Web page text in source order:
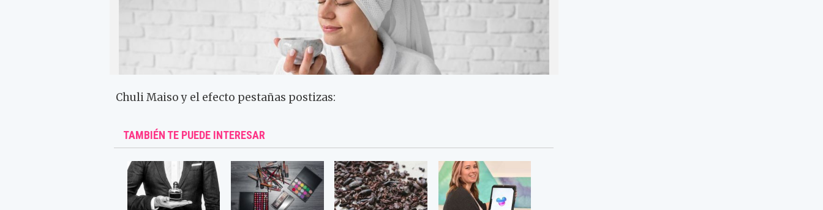
Chuli Maiso y el efecto pestañas postizas:
TAMBIÉN TE PUEDE INTERESAR